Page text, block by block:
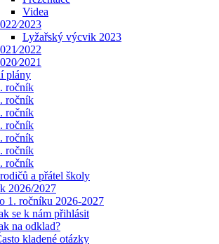
Videa
Lyžařský výcvik 2023
plány
ročník
ročník
ročník
ročník
ročník
ročník
ročník
a přátel školy
2026/2027
1. ročníku 2026-2027
se k nám přihlásit
na odklad?
kladené otázky